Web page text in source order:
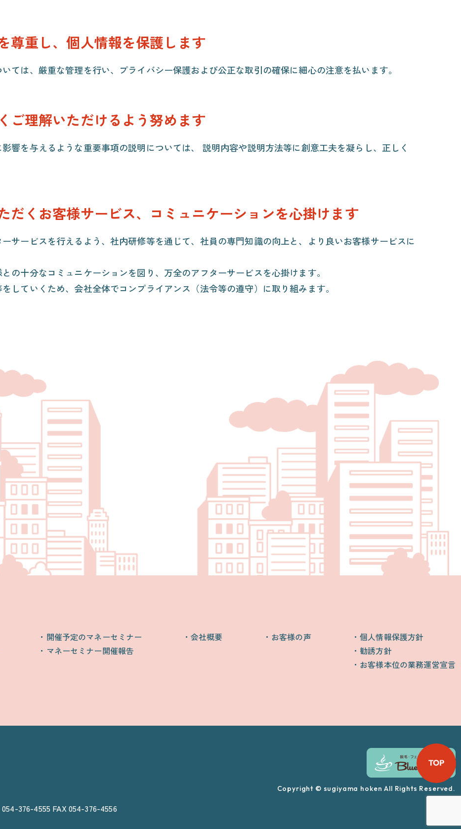
尊重し、個人情報を保護します
ては、厳重な管理を行い、プライバシー保護および公正な取引の確保に細心の注意を払います。
ご理解いただけるよう努めます
響を与えるような重要事項の説明については、 説明内容や説明方法等に創意工夫を凝らし、正しく
だくお客様サービス、コミュニケーションを心掛けます
サービスを行えるよう、社内研修等を通じて、社員の専門知識の向上と、より良いお客様サービスに
の十分なコミュニケーションを図り、万全のアフターサービスを心掛けます。
していくため、会社全体でコンプライアンス（法令等の遵守）に取り組みます。
開催予定のマネーセミナー
マネーセミナー開催報告
会社概要 お客様の声
個人情報保護方針
勧誘方針
お客様本位の業務運営宣言
376-4555 FAX 054-376-4556
Copyright © sugiyama hoken All Rights Reserved.